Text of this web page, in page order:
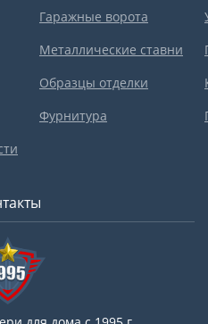
Гаражные ворота
Металлические ставни
Образцы отделки
Фурнитура